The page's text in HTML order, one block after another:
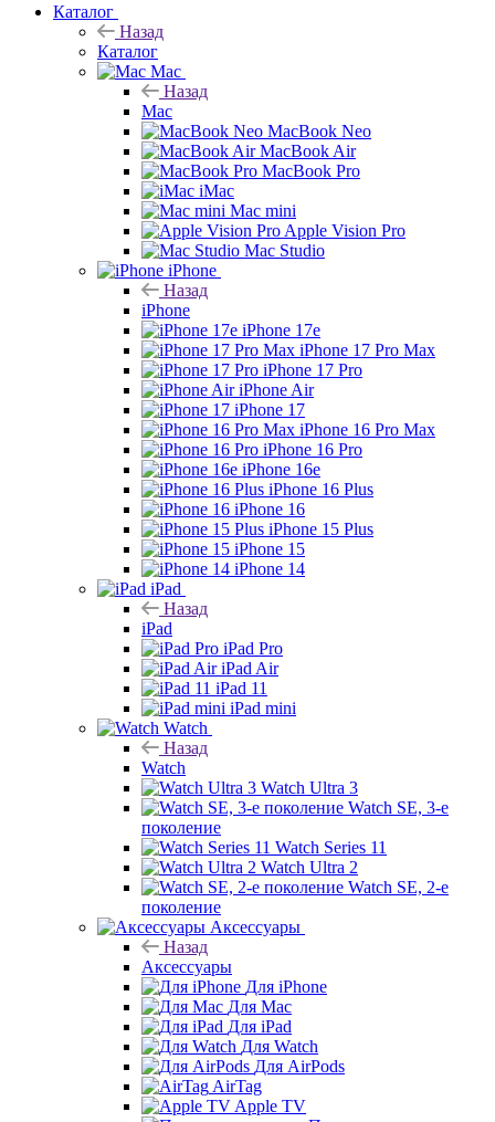
Каталог
Назад
Каталог
Mac
Назад
Mac
MacBook Neo
MacBook Air
MacBook Pro
iMac
Mac mini
Apple Vision Pro
Mac Studio
iPhone
Назад
iPhone
iPhone 17e
iPhone 17 Pro Max
iPhone 17 Pro
iPhone Air
iPhone 17
iPhone 16 Pro Max
iPhone 16 Pro
iPhone 16e
iPhone 16 Plus
iPhone 16
iPhone 15 Plus
iPhone 15
iPhone 14
iPad
Назад
iPad
iPad Pro
iPad Air
iPad 11
iPad mini
Watch
Назад
Watch
Watch Ultra 3
Watch SE, 3-е
поколение
Watch Series 11
Watch Ultra 2
Watch SE, 2-е
поколение
Аксессуары
Назад
Аксессуары
Для iPhone
Для Mac
Для iPad
Для Watch
Для AirPods
AirTag
Apple TV